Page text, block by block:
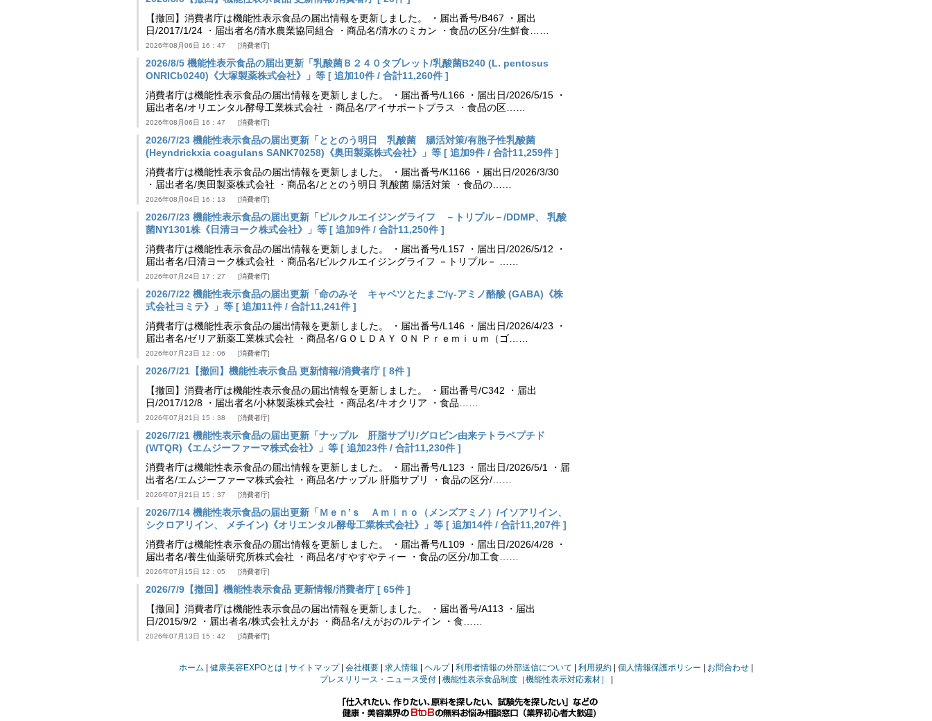
【撤回】消費者庁は機能性表示食品の届出情報を更新しました。 ・届出番号/B467 ・届出
日/2017/1/24 ・届出者名/清水農業協同組合 ・商品名/清水のミカン ・食品の区分/生鮮食……
2026年08月06日 16：47 消費者庁
2026/8/5 機能性表示食品の届出更新「乳酸菌Ｂ２４０タブレット/乳酸菌B240 (L. pentosus
ONRICb0240)《大塚製薬株式会社》」等 [ 追加10件 / 合計11,260件 ]
消費者庁は機能性表示食品の届出情報を更新しました。 ・届出番号/L166 ・届出日/2026/5/15 ・
届出者名/オリエンタル酵母工業株式会社 ・商品名/アイサポートプラス ・食品の区……
2026年08月06日 16：47 消費者庁
2026/7/23 機能性表示食品の届出更新「ととのう明日 乳酸菌 腸活対策/有胞子性乳酸菌
(Heyndrickxia coagulans SANK70258)《奥田製薬株式会社》」等 [ 追加9件 / 合計11,259件 ]
消費者庁は機能性表示食品の届出情報を更新しました。 ・届出番号/K1166 ・届出日/2026/3/30
・届出者名/奥田製薬株式会社 ・商品名/ととのう明日 乳酸菌 腸活対策 ・食品の……
2026年08月04日 16：13 消費者庁
2026/7/23 機能性表示食品の届出更新「ピルクルエイジングライフ －トリプル－/DDMP、 乳酸
菌NY1301株《日清ヨーク株式会社》」等 [ 追加9件 / 合計11,250件 ]
消費者庁は機能性表示食品の届出情報を更新しました。 ・届出番号/L157 ・届出日/2026/5/12 ・
届出者名/日清ヨーク株式会社 ・商品名/ピルクルエイジングライフ －トリプル－ ……
2026年07月24日 17：27 消費者庁
2026/7/22 機能性表示食品の届出更新「命のみそ キャベツとたまご/γ-アミノ酪酸 (GABA)《株
式会社ヨミテ》」等 [ 追加11件 / 合計11,241件 ]
消費者庁は機能性表示食品の届出情報を更新しました。 ・届出番号/L146 ・届出日/2026/4/23 ・
届出者名/ゼリア新薬工業株式会社 ・商品名/ＧＯＬＤＡＹ ＯＮ Ｐｒｅｍｉｕｍ（ゴ……
2026年07月23日 12：06 消費者庁
2026/7/21【撤回】機能性表示食品 更新情報/消費者庁 [ 8件 ]
【撤回】消費者庁は機能性表示食品の届出情報を更新しました。 ・届出番号/C342 ・届出
日/2017/12/8 ・届出者名/小林製薬株式会社 ・商品名/キオクリア ・食品……
2026年07月21日 15：38 消費者庁
2026/7/21 機能性表示食品の届出更新「ナップル 肝脂サプリ/グロビン由来テトラペプチド
(WTQR)《エムジーファーマ株式会社》」等 [ 追加23件 / 合計11,230件 ]
消費者庁は機能性表示食品の届出情報を更新しました。 ・届出番号/L123 ・届出日/2026/5/1 ・届
出者名/エムジーファーマ株式会社 ・商品名/ナップル 肝脂サプリ ・食品の区分/……
2026年07月21日 15：37 消費者庁
2026/7/14 機能性表示食品の届出更新「Ｍｅｎ’ｓ Ａｍｉｎｏ（メンズアミノ）/イソアリイン、
シクロアリイン、 メチイン)《オリエンタル酵母工業株式会社》」等 [ 追加14件 / 合計11,207件 ]
消費者庁は機能性表示食品の届出情報を更新しました。 ・届出番号/L109 ・届出日/2026/4/28 ・
届出者名/養生仙薬研究所株式会社 ・商品名/すやすやティー ・食品の区分/加工食……
2026年07月15日 12：05 消費者庁
2026/7/9【撤回】機能性表示食品 更新情報/消費者庁 [ 65件 ]
【撤回】消費者庁は機能性表示食品の届出情報を更新しました。 ・届出番号/A113 ・届出
日/2015/9/2 ・届出者名/株式会社えがお ・商品名/えがおのルテイン ・食……
2026年07月13日 15：42 消費者庁
ホーム 健康美容EXPOとは サイトマップ 会社概要 求人情報 ヘルプ 利用者情報の外部送信について 利用規約 個人情報保護ポリシー
お問合わせ
プレスリリース・ニュース受付
機能性表示食品制度［機能性表示対応素材］